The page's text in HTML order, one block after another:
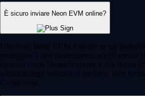
È sicuro inviare Neon EVM online?
L'invio di Neon EVM è sicuro se usi
proteggere i tuoi trasferimenti, scegli servizi
rigorose come l'autenticazione a due fattori
whitelist degli indirizzi di prelievo, tutte
Crypto.com.